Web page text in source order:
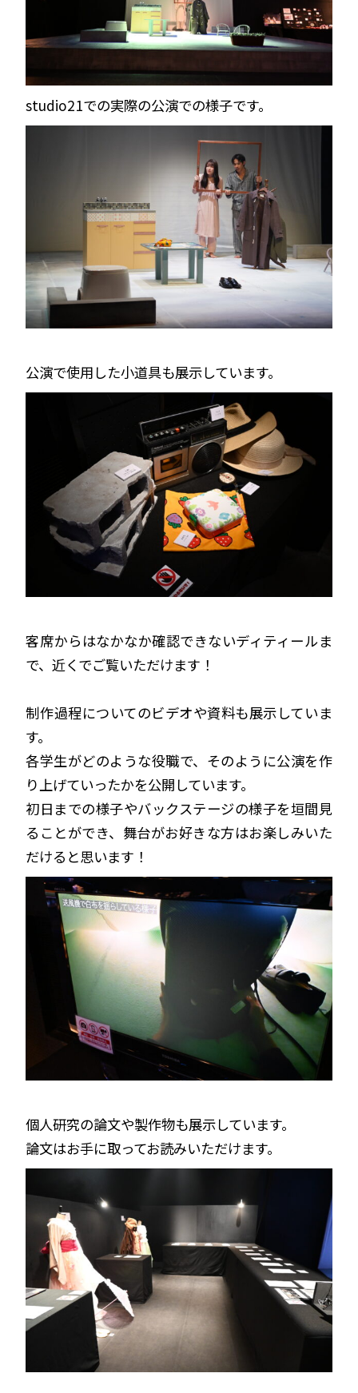
studio21での実際の公演での様子です。
公演で使用した小道具も展示しています。
客席からはなかなか確認できないディティールま
で、近くでご覧いただけます！
制作過程についてのビデオや資料も展示していま
す。
各学生がどのような役職で、そのように公演を作
り上げていったかを公開しています。
初日までの様子やバックステージの様子を垣間見
ることができ、舞台がお好きな方はお楽しみいた
だけると思います！
個人研究の論文や製作物も展示しています。
論文はお手に取ってお読みいただけます。